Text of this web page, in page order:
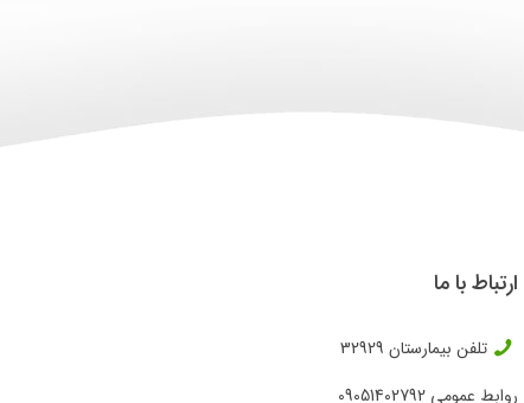
ارتباط با ما
تلفن بیمارستان 32929
روابط عمومی09051402792